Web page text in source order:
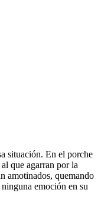
situación. En el porche
que agarran por la
amotinados, quemando
emoción en su